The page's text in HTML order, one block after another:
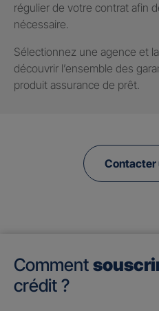
régulier de votre contrat afin
nécessaire.
Sélectionnez une agence et
découvrir l’ensemble des
produit assurance de prêt.
Contacter
Comment
crédit ?